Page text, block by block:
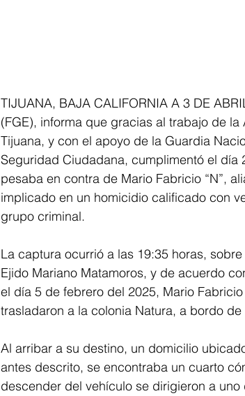
TIJUANA, BAJA CALIFORNIA A 3 DE
(FGE), informa que gracias al trabajo de
Tijuana, y con el apoyo de la Guardia
Seguridad Ciudadana, cumplimentó el
pesaba en contra de Mario Fabricio “N”,
implicado en un homicidio calificado con
grupo criminal.
La captura ocurrió a las 19:35 horas,
Ejido Mariano Matamoros, y de acuerdo
el día 5 de febrero del 2025, Mario
trasladaron a la colonia Natura, a bordo
Al arribar a su destino, un domicilio
antes descrito, se encontraba un cuarto
descender del vehículo se dirigieron a